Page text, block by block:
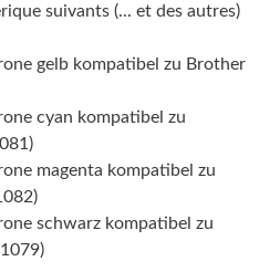
suivants (... et des autres)
gelb kompatibel zu Brother
cyan kompatibel zu
magenta kompatibel zu
schwarz kompatibel zu